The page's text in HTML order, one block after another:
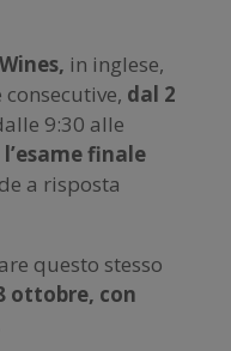
in inglese,
dal 2
9:30 alle
finale
a risposta
questo stesso
ottobre, con